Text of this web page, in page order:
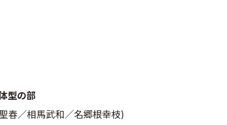
型の部
春／相馬武和／名郷根幸枝)